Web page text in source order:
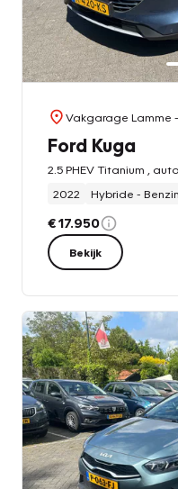
Vakgarage Lamme
Ford Kuga
2022
Hybride -
€ 17.950
Bekijk